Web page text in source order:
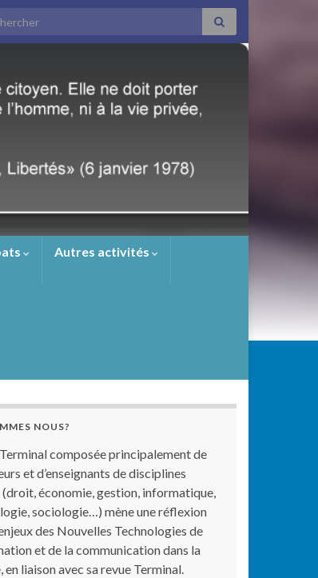
for:
Autres activités
NOUS?
composée principalement de
et d’enseignants de disciplines
(droit, économie, gestion, informatique,
sociologie…) mène une réflexion
des Nouvelles Technologies de
et de la communication dans la
en liaison avec sa revue Terminal.